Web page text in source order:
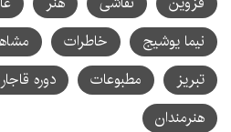
نیما یوشیج
خاطرات
تبریز
مطبوعات دوره
هنرمندان